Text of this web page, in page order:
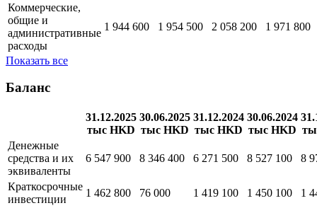
Коммерческие,
общие и
административные
расходы
1 944 600 1 954 500 2 058 200 1 971 800
Показать все
Баланс
31.12.2025
тыс HKD
30.06.2025
тыс HKD
31.12.2024
тыс HKD
30.06.2024
тыс HKD
Денежные
средства и их
эквиваленты
6 547 900 8 346 400 6 271 500 8 527 100 8
Краткосрочные
инвестиции
1 462 800 76 000 1 419 100 1 450 100
1